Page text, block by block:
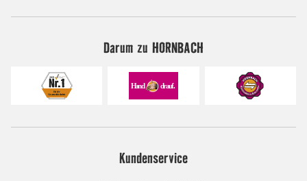
Darum zu HORNBACH
Kundenservice